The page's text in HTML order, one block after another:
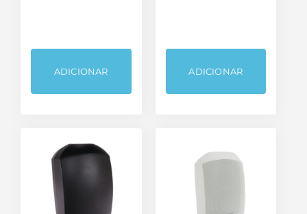
ADICIONAR ADICIONAR